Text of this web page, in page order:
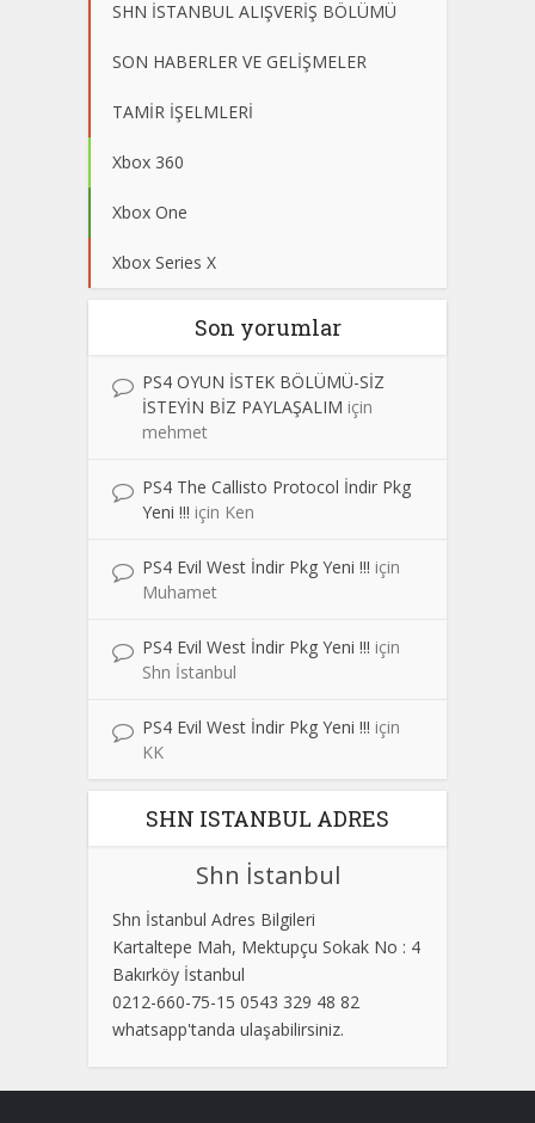
SHN İSTANBUL ALIŞVERİŞ BÖLÜMÜ
SON HABERLER VE GELİŞMELER
TAMİR İŞELMLERİ
Xbox 360
Xbox One
Xbox Series X
Son yorumlar
PS4 OYUN İSTEK BÖLÜMÜ-SİZ
İSTEYİN BİZ PAYLAŞALIM için
mehmet
PS4 The Callisto Protocol İndir Pkg
Yeni !!! için Ken
PS4 Evil West İndir Pkg Yeni !!! için
Muhamet
PS4 Evil West İndir Pkg Yeni !!! için
Shn İstanbul
PS4 Evil West İndir Pkg Yeni !!! için
KK
SHN ISTANBUL ADRES
Shn İstanbul
Shn İstanbul Adres Bilgileri
Kartaltepe Mah, Mektupçu Sokak No : 4
Bakırköy İstanbul
0212-660-75-15 0543 329 48 82
whatsapp'tanda ulaşabilirsiniz.